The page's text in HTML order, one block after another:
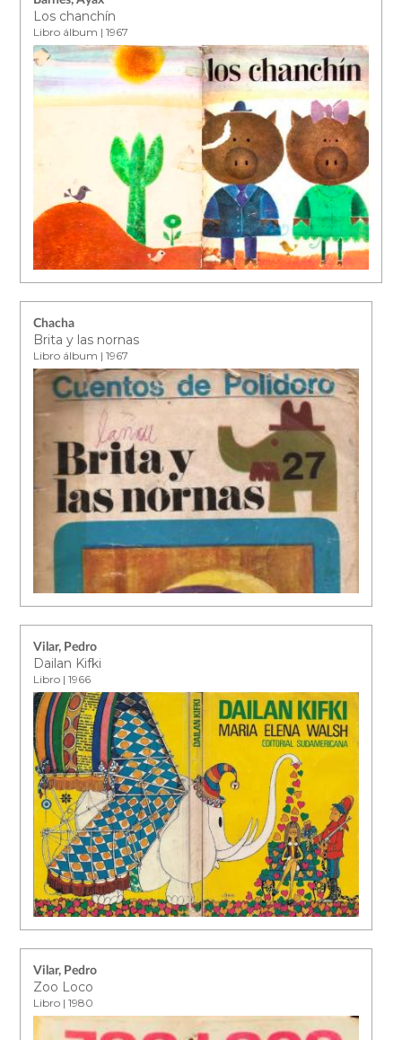
Los chanchín
Libro álbum | 1967
Chacha
Brita y las nornas
Libro álbum | 1967
Vilar, Pedro
Dailan Kifki
Libro | 1966
Vilar, Pedro
Zoo Loco
Libro | 1980